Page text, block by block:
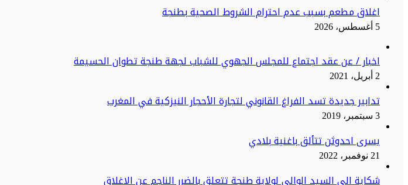
اغلاق مطعم بسبب عدم احترام الشروط الصحية بطنجة
5 أغسطس، 2026
اخبار / عن عقد اجتماع للمجلس الجهوي للشباب لجهة طنجة تطوان الحسيمة
2 أبريل، 2021
تدابير جديدة تسد الفراغ القانوني لتجارة الأحجار النيزكية في المغرب
3 سبتمبر، 2019
يسرى احدوثن تتألق باغنية بلادي
21 نوفمبر، 2022
شكاية الى السيد الوالي لولاية طنجة تتعلق بالضرر الناجم عن الاغلاق